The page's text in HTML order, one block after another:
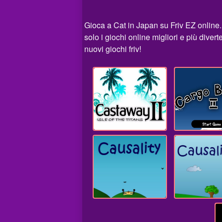
Gioca a Cat in Japan su Friv EZ
solo i giochi online migliori e più
nuovi giochi friv!